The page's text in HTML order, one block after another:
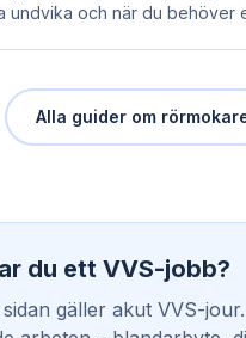
undvika och när du behöver
Alla guider om
du ett VVS-jobb?
gäller akut VVS-